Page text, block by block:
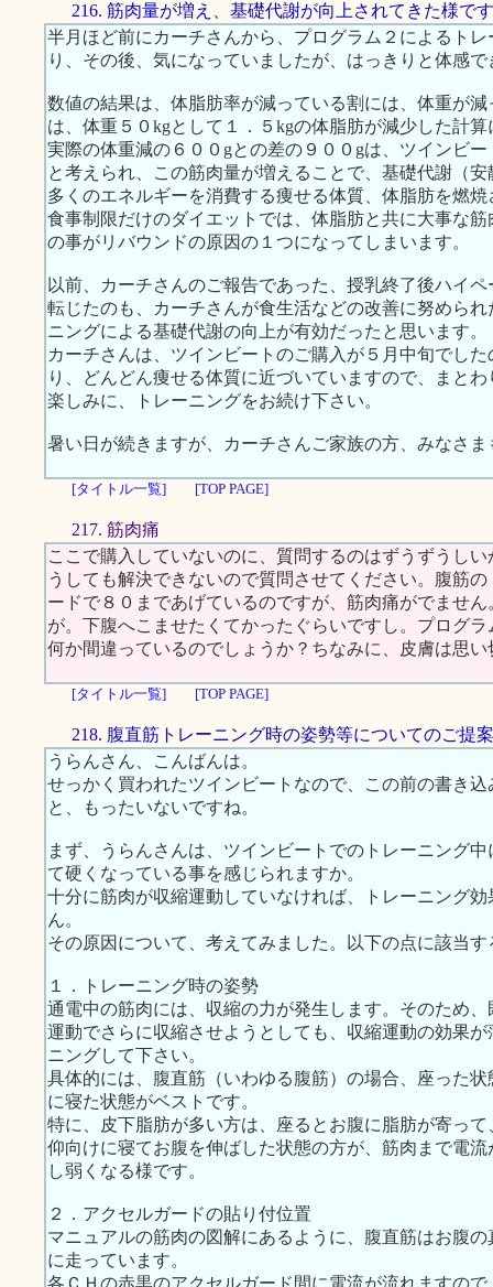
216. 筋肉量が増え、基礎代謝が向上されてきた様で
半月ほど前にカーチさんから、プログラム２によるト
り、その後、気になっていましたが、はっきりと体感
数値の結果は、体脂肪率が減っている割には、体重が
は、体重５０kgとして１．５kgの体脂肪が減少した計
実際の体重減の６００gとの差の９００gは、ツインビ
と考えられ、この筋肉量が増えることで、基礎代謝（
多くのエネルギーを消費する痩せる体質、体脂肪を燃
食事制限だけのダイエットでは、体脂肪と共に大事な
の事がリバウンドの原因の１つになってしまいます。
以前、カーチさんのご報告であった、授乳終了後ハイ
転じたのも、カーチさんが食生活などの改善に努めら
ニングによる基礎代謝の向上が有効だったと思います。
カーチさんは、ツインビートのご購入が５月中旬でし
り、どんどん痩せる体質に近づいていますので、まと
楽しみに、トレーニングをお続け下さい。
暑い日が続きますが、カーチさんご家族の方、みなさ
[タイトル一覧] [TOP PAGE]
217. 筋肉痛
ここで購入していないのに、質問するのはずうずうし
うしても解決できないので質問させてください。腹筋
ードで８０まであげているのですが、筋肉痛がでませ
が。下腹へこませたくてかったぐらいですし。プログ
何か間違っているのでしょうか？ちなみに、皮膚は思
[タイトル一覧] [TOP PAGE]
218. 腹直筋トレーニング時の姿勢等についてのご提
うらんさん、こんばんは。
せっかく買われたツインビートなので、この前の書き
と、もったいないですね。
まず、うらんさんは、ツインビートでのトレーニング
て硬くなっている事を感じられますか。
十分に筋肉が収縮運動していなければ、トレーニング
ん。
その原因について、考えてみました。以下の点に該当
１．トレーニング時の姿勢
通電中の筋肉には、収縮の力が発生します。そのため
運動でさらに収縮させようとしても、収縮運動の効果
ニングして下さい。
具体的には、腹直筋（いわゆる腹筋）の場合、座った
に寝た状態がベストです。
特に、皮下脂肪が多い方は、座るとお腹に脂肪が寄っ
仰向けに寝てお腹を伸ばした状態の方が、筋肉まで電
し弱くなる様です。
２．アクセルガードの貼り付位置
マニュアルの筋肉の図解にあるように、腹直筋はお腹
に走っています。
各ＣＨの赤黒のアクセルガード間に電流が流れますの